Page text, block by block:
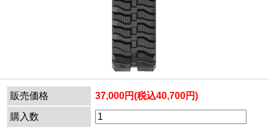
販売価格 37,000円(税込40,700円)
購入数